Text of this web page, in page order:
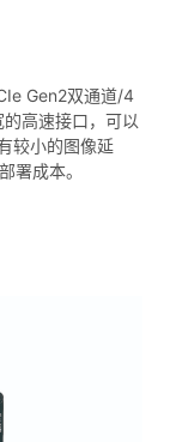
Gen2双通道/4
高速接口，可以
较小的图像延
署成本。